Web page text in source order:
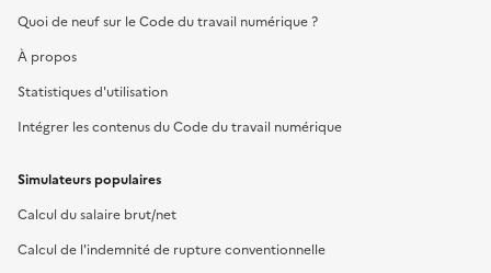
Quoi de neuf sur le Code du travail numérique ?
À propos
Statistiques d'utilisation
Intégrer les contenus du Code du travail numérique
Simulateurs populaires
Calcul du salaire brut/net
Calcul de l'indemnité de rupture conventionnelle